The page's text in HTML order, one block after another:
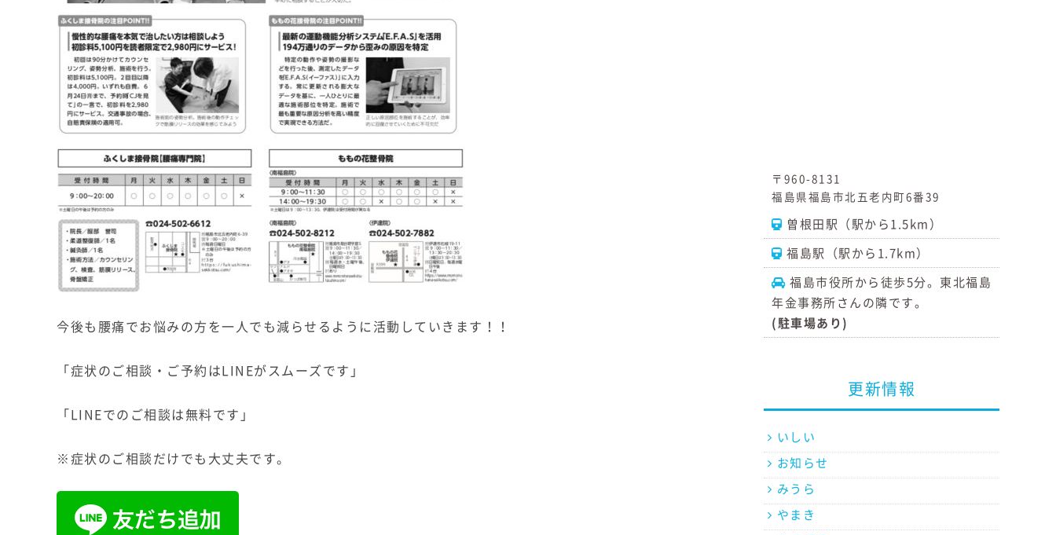
今後も腰痛でお悩みの方を一人でも減らせるように活動していきます！！
「症状のご相談・ご予約はLINEがスムーズです」
「LINEでのご相談は無料です」
※症状のご相談だけでも大丈夫です。
〒960-8131
福島県福島市北五老内町6番39
曽根田駅（駅から1.5km）
福島駅（駅から1.7km）
福島市役所から徒歩5分。東北福島
年金事務所さんの隣です。
(駐車場あり)
更新情報
いしい
お知らせ
みうら
やまき